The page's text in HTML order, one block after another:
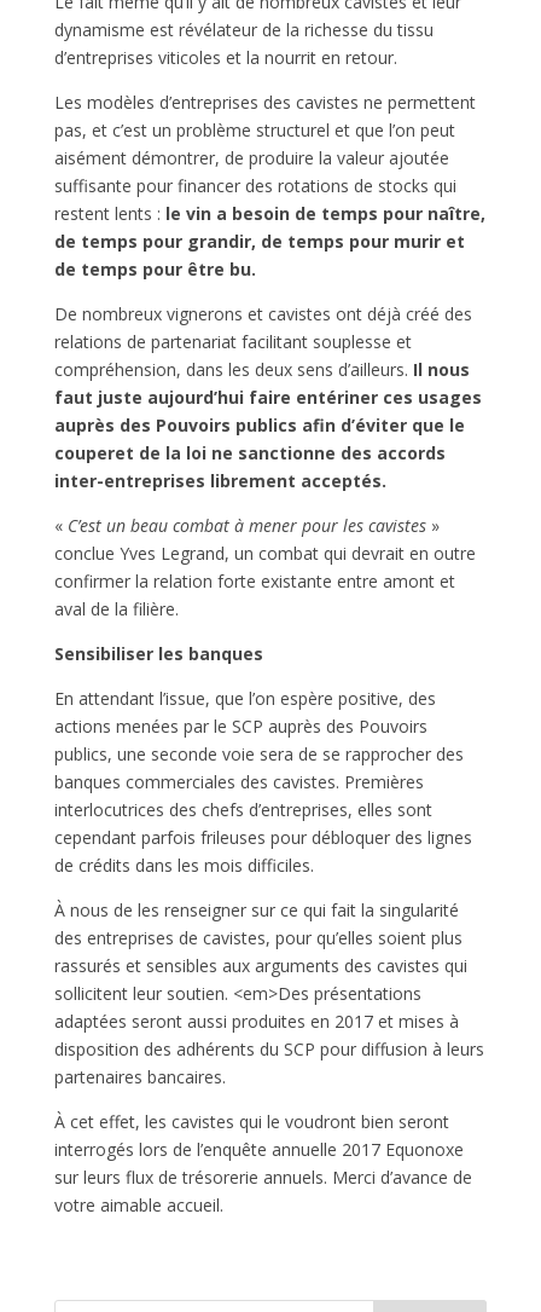
dynamisme est révélateur de la richesse du tissu
d’entreprises viticoles et la nourrit en retour.
Les modèles d’entreprises des cavistes ne permettent
pas, et c’est un problème structurel et que l’on peut
aisément démontrer, de produire la valeur ajoutée
suffisante pour financer des rotations de stocks qui
restent lents : le vin a besoin de temps pour naître,
de temps pour grandir, de temps pour murir et
de temps pour être bu.
De nombreux vignerons et cavistes ont déjà créé des
relations de partenariat facilitant souplesse et
compréhension, dans les deux sens d’ailleurs. Il nous
faut juste aujourd’hui faire entériner ces usages
auprès des Pouvoirs publics afin d’éviter que le
couperet de la loi ne sanctionne des accords
inter-entreprises librement acceptés.
« C’est un beau combat à mener pour les cavistes»
conclue Yves Legrand, un combat qui devrait en outre
confirmer la relation forte existante entre amont et
aval de la filière.
Sensibiliser les banques
En attendant l’issue, que l’on espère positive, des
actions menées par le SCP auprès des Pouvoirs
publics, une seconde voie sera de se rapprocher des
banques commerciales des cavistes. Premières
interlocutrices des chefs d’entreprises, elles sont
cependant parfois frileuses pour débloquer des lignes
de crédits dans les mois difficiles.
À nous de les renseigner sur ce qui fait la singularité
des entreprises de cavistes, pour qu’elles soient plus
rassurés et sensibles aux arguments des cavistes qui
sollicitent leur soutien. <em>Des présentations
adaptées seront aussi produites en 2017 et mises à
disposition des adhérents du SCP pour diffusion à leurs
partenaires bancaires.
À cet effet, les cavistes qui le voudront bien seront
interrogés lors de l’enquête annuelle 2017 Equonoxe
sur leurs flux de trésorerie annuels. Merci d’avance de
votre aimable accueil.